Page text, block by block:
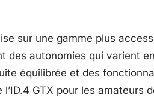
sur une gamme plus
des autonomies qui varient
équilibrée et des
GTX pour les amateurs